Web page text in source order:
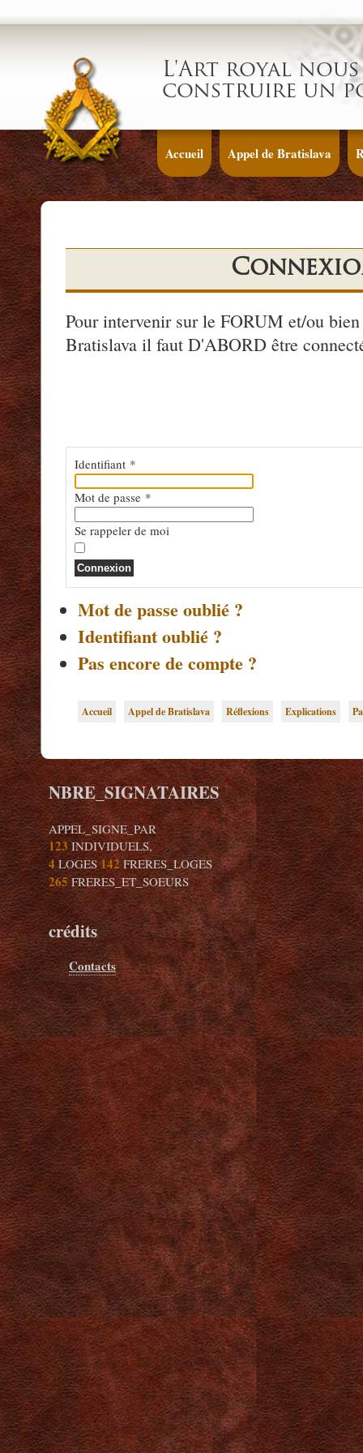
L'Art royal
construire un
Accueil Appel de Bratislava
Pour intervenir sur le FORUM et/ou
Bratislava il faut D'ABORD être
Identifiant *
Mot de passe *
Se rappeler de moi
Connexion
Mot de passe oublié ?
Identifiant oublié ?
Pas encore de compte ?
Accueil Appel de Bratislava Réflexions Explications
NBRE_SIGNATAIRES
APPEL_SIGNE_PAR
123INDIVIDUELS,
4LOGES142FRERES_LOGES
265FRERES_ET_SOEURS
crédits
Contacts